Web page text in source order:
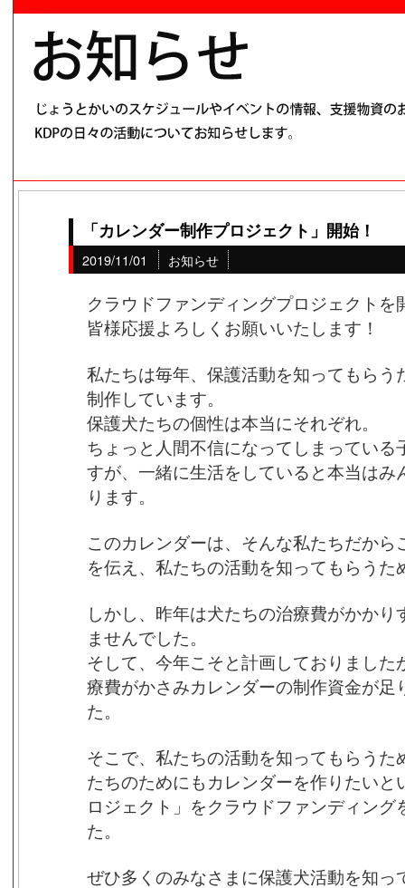
「カレンダー制作プロジェクト」開始！
2019/11/01 お知らせ
クラウドファンディングプロジェクトを
皆様応援よろしくお願いいたします！
私たちは毎年、保護活動を知ってもら
制作しています。
保護犬たちの個性は本当にそれぞれ。
ちょっと人間不信になってしまってい
すが、一緒に生活をしていると本当は
ります。
このカレンダーは、そんな私たちだか
を伝え、私たちの活動を知ってもらうた
しかし、昨年は犬たちの治療費がかか
ませんでした。
そして、今年こそと計画しておりまし
療費がかさみカレンダーの制作資金が足
た。
そこで、私たちの活動を知ってもらう
たちのためにもカレンダーを作りたい
ロジェクト」をクラウドファンディン
た。
ぜひ多くのみなさまに保護犬活動を知